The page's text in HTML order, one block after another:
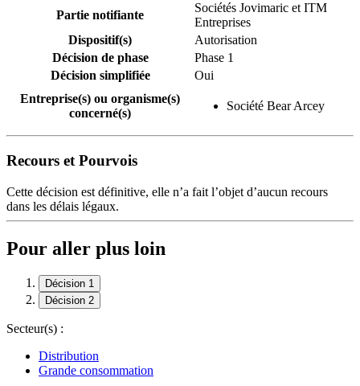
Partie notifiante
Sociétés Jovimaric et ITM
Entreprises
Dispositif(s)
Autorisation
Décision de phase
Phase 1
Décision simplifiée
Oui
Entreprise(s) ou organisme(s)
concerné(s)
Société Bear Arcey
Recours et Pourvois
Cette décision est définitive, elle n’a fait l’objet d’aucun recours
dans les délais légaux.
Pour aller plus loin
Décision 1
Décision 2
Secteur(s) :
Distribution
Grande consommation